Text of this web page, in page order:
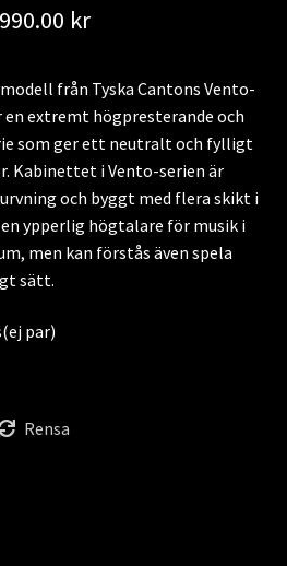
krPrisintervall:
till
29,990.00 kr
från Tyska Cantons Vento-
en extremt högpresterande och
som ger ett neutralt och fylligt
Kabinettet i Vento-serien är
och byggt med flera skikt i
en ypperlig högtalare för musik i
men kan förstås även spela
sätt.
par)
Rensa